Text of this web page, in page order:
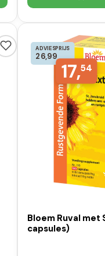
ADVIESPRIJS
26,99
17,54
Bloem Ruval met
capsules)